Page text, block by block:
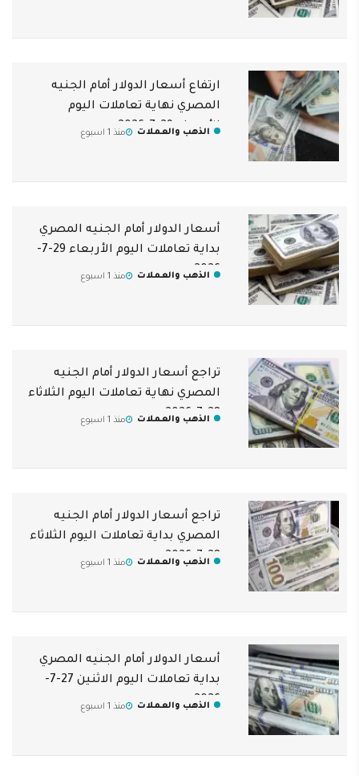
ارتفاع أسعار الدولار أمام الجنيه
المصري نهاية تعاملات اليوم
الأربعاء 29-7-2026
الذهب والعملات منذ 1 اسبوع
أسعار الدولار أمام الجنيه المصري
بداية تعاملات اليوم الأربعاء 29-7-
2026
الذهب والعملات منذ 1 اسبوع
تراجع أسعار الدولار أمام الجنيه
المصري نهاية تعاملات اليوم الثلاثاء
28-7-2026الذهب والعملات منذ 1 اسبوع
تراجع أسعار الدولار أمام الجنيه
المصري بداية تعاملات اليوم الثلاثاء
28-7-2026الذهب والعملات منذ 1 اسبوع
أسعار الدولار أمام الجنيه المصري
بداية تعاملات اليوم الاثنين 27-7-
2026
الذهب والعملات منذ 1 اسبوع